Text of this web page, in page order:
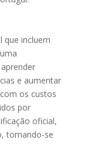
que incluem
e aumentar
os custos
por
oficial,
tornando-se